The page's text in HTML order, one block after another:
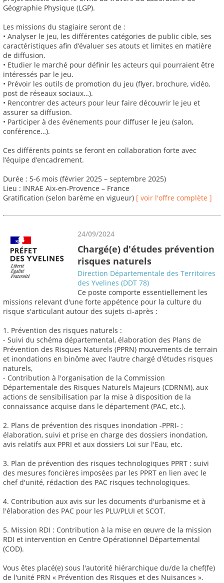
Géographie Physique (LGP).
Les missions du stagiaire seront de :
• Analyser le jeu, les différentes catégories de public cible, ses
caractéristiques afin d’évaluer ses atouts et limites en matière
de diffusion.
• Etudier le marché pour définir les acteurs qui pourraient être
intéressés par le jeu.
• Prévoir les outils de promotion du jeu (flyer, brochure, vidéo,
post de réseaux sociaux…).
• Rencontrer des acteurs pour leur faire découvrir le jeu et
assurer sa diffusion.
• Participer à des événements pour diffuser le jeu (salon,
conférence…).
Ces différents points se feront en collaboration forte avec
l’équipe d’encadrement.
Durée : 5-6 mois (février 2025 – septembre 2025)
Lieu : INRAE Aix-en-Provence – France
Gratification (selon barème en vigueur) [ voir l'offre complète ]
24/09/2024
Chargé(e) d'études prévention
risques naturels
Direction Départementale des Territoires
des Yvelines (DDT 78)
Ce poste comporte essentiellement les
missions relevant d'une forte appétence pour la culture du
risque s'articulant autour des sujets ci-après :
1. Prévention des risques naturels :
- Suivi du schéma départemental, élaboration des Plans de
Prévention des Risques Naturels (PPRN) mouvements de terrain
et inondations en binôme avec l'autre chargé d'études risques
naturels,
- Contribution à l'organisation de la Commission
Départementale des Risques Naturels Majeurs (CDRNM), aux
actions de sensibilisation par la mise à disposition de la
connaissance acquise dans le département (PAC, etc.).
2. Plans de prévention des risques inondation -PPRI- :
élaboration, suivi et prise en charge des dossiers inondation,
avis relatifs aux PPRI et aux dossiers Loi sur l'Eau, etc.
3. Plan de prévention des risques technologiques PPRT : suivi
des mesures foncières imposées par les PPRT en lien avec le
chef d'unité, rédaction des PAC risques technologiques.
4. Contribution aux avis sur les documents d'urbanisme et à
l'élaboration des PAC pour les PLU/PLUI et SCOT.
5. Mission RDI : Contribution à la mise en œuvre de la mission
RDI et intervention en Centre Opérationnel Départemental
(COD).
Vous êtes placé(e) sous l'autorité hiérarchique du/de la chef(fe)
de l'unité PRN « Prévention des Risques et des Nuisances ».